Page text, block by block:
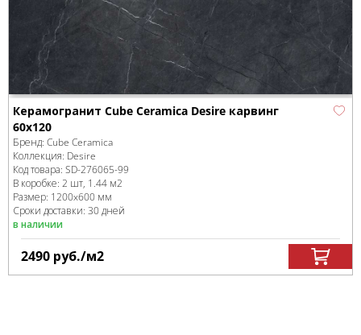
Керамогранит Cube Ceramica Desire карвинг
60x120
Бренд: Cube Ceramica
Коллекция: Desire
Код товара: SD-276065-99
В коробке: 2 шт, 1.44 м2
Размер: 1200x600 мм
Сроки доставки: 30 дней
в наличии
2490 руб./м2